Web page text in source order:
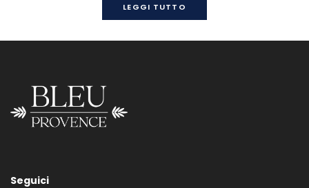
Contattarci per maggiori informazioni o un preventivo.
Consegna 30 gg circa dalla data dell’ordine.
LEGGI TUTTO
Seguici